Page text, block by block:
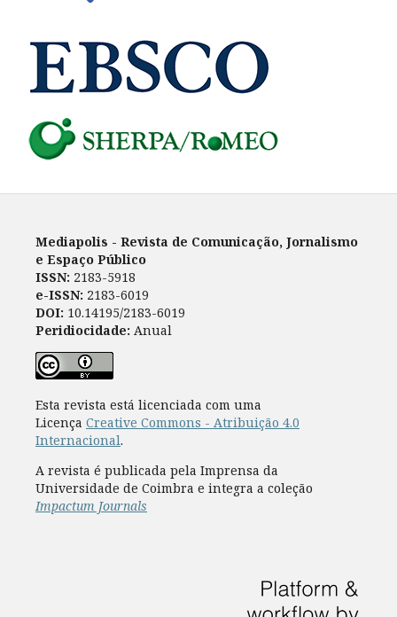
Mediapolis - Revista de Comunicação, Jornalismo
e Espaço Público
ISSN: 2183-5918
e-ISSN: 2183-6019
DOI: 10.14195/2183-6019
Peridiocidade: Anual
Esta revista está licenciada com uma
Licença Creative Commons - Atribuição 4.0
Internacional.
A revista é publicada pela Imprensa da
Universidade de Coimbra e integra a coleção
Impactum Journals